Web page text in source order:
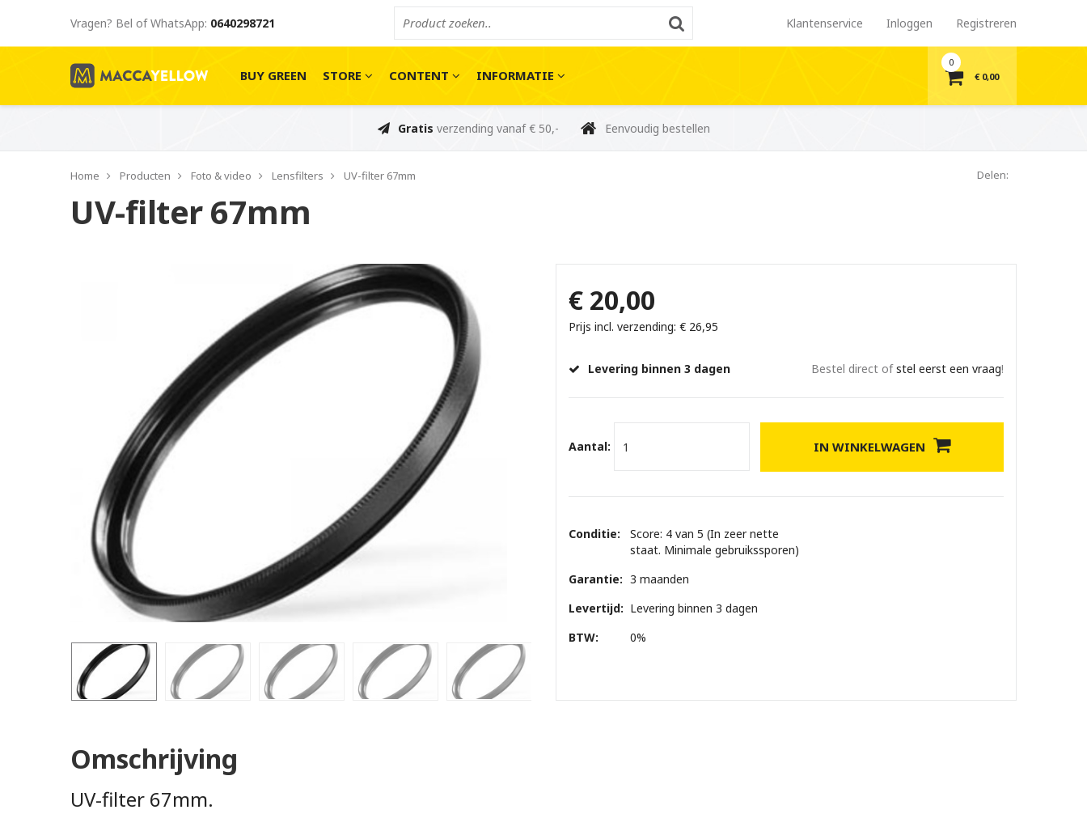
Vragen? Bel of WhatsApp: 0640298721 Klantenservice Inloggen Registreren
BUY GREEN STORE CONTENT INFORMATIE
0
€ 0,00
Gratis verzending vanaf € 50,- Eenvoudig bestellen
Home Producten Foto & video Lensfilters UV-filter 67mm Delen:
UV-filter 67mm
€ 20,00
Prijs incl. verzending: € 26,95
Levering binnen 3 dagen Bestel direct ofstel eerst een vraag!
Aantal: IN WINKELWAGEN
Conditie:
Score: 4 van 5 (In zeer nette
staat. Minimale gebruikssporen)
Garantie: 3 maanden
Levertijd: Levering binnen 3 dagen
BTW:
0%
Omschrijving
UV-filter 67mm.